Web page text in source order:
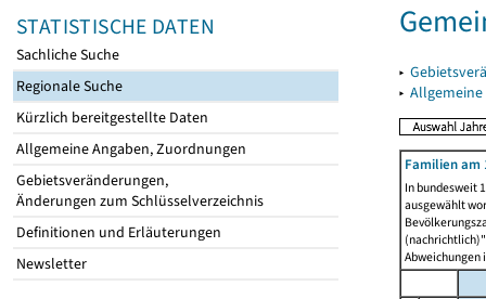
STATISTISCHE DATEN
Sachliche Suche
Regionale Suche
Kürzlich bereitgestellte Daten
Allgemeine Angaben, Zuordnungen
Gebietsveränderungen,
Änderungen zum Schlüsselverzeichnis
Definitionen und Erläuterungen
Newsletter
▸
▸
Familien am
In bundesweit
ausgewählt
Abweichungen